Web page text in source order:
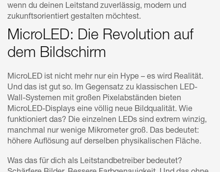
wenn du deinen Leitstand zuverlässig, modern und
zukunftsorientiert gestalten möchtest.
MicroLED: Die Revolution auf
dem Bildschirm
MicroLED ist nicht mehr nur ein Hype – es wird Realität.
Und das ist gut so. Im Gegensatz zu klassischen LED-
Wall-Systemen mit großen Pixelabständen bieten
MicroLED-Displays eine völlig neue Bildqualität. Wie
funktioniert das? Die einzelnen LEDs sind extrem winzig,
manchmal nur wenige Mikrometer groß. Das bedeutet:
höhere Auflösung auf derselben physikalischen Fläche.
Was das für dich als Leitstandbetreiber bedeutet?